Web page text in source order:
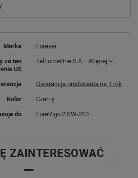
Marka Forever
za ten
UE
TelForceOne S.A. Więcej
Gwarancja producenta na 1 rok
Kolor Czarny
do ForeVigo 2 SW-310
ZAINTERESOWAĆ